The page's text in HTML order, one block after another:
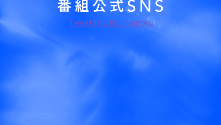
Tweets by tbs_houtoku